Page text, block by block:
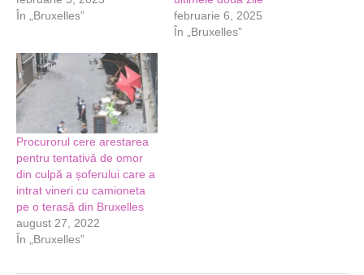
În „Bruxelles”
februarie 6, 2025
În „Bruxelles”
Procurorul cere arestarea
pentru tentativă de omor
din culpă a șoferului care a
intrat vineri cu camioneta
pe o terasă din Bruxelles
august 27, 2022
În „Bruxelles”